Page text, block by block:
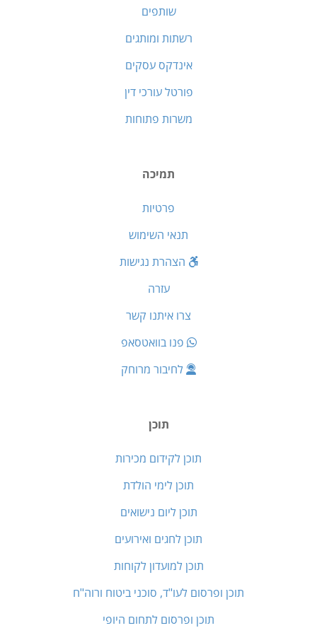
שותפים
רשתות ומותגים
אינדקס עסקים
פורטל עורכי דין
משרות פתוחות
תמיכה
פרטיות
תנאי השימוש
הצהרת נגישות
עזרה
צרו איתנו קשר
פנו בוואטסאפ
לחיבור מרוחק
תוכן
תוכן לקידום מכירות
תוכן לימי הולדת
תוכן ליום נישואים
תוכן לחגים ואירועים
תוכן למועדון לקוחות
תוכן ופרסום לעו"ד, סוכני ביטוח ורוה"ח
תוכן ופרסום לתחום היופי